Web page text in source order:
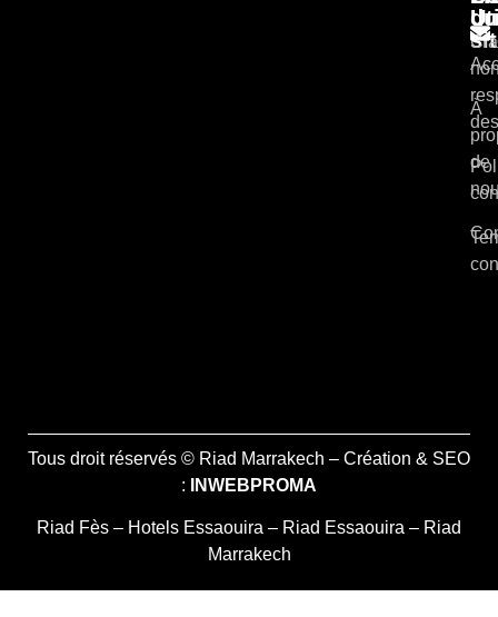
du
À
de
Tous droit réservés © Riad Marrakech – Création & SEO
:
INWEBPROMA
Riad Fès – Hotels Essaouira – Riad Essaouira – Riad
Marrakech